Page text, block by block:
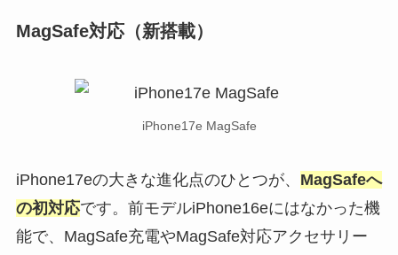
MagSafe対応（新搭載）
iPhone17e MagSafe
iPhone17eの大きな進化点のひとつが、 MagSafeへ
の初対応です。前モデルiPhone16eにはなかった機
能で、MagSafe充電やMagSafe対応アクセサリー